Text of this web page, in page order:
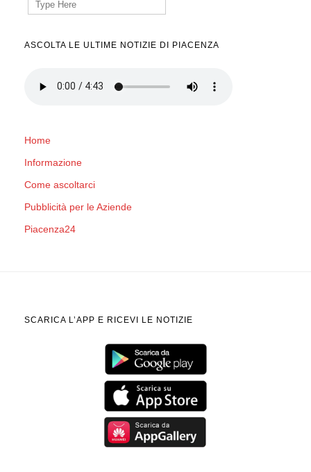
for:
ASCOLTA LE ULTIME NOTIZIE DI PIACENZA
Home
Informazione
Come ascoltarci
Pubblicità per le Aziende
Piacenza24
SCARICA L’APP E RICEVI LE NOTIZIE